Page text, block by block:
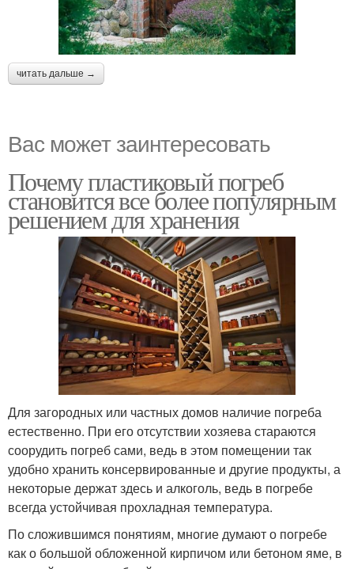
читать дальше →
Вас может заинтересовать
Почему пластиковый погреб
становится все более популярным
решением для хранения
Для загородных или частных домов наличие погреба
естественно. При его отсутствии хозяева стараются
соорудить погреб сами, ведь в этом помещении так
удобно хранить консервированные и другие продукты, а
некоторые держат здесь и алкоголь, ведь в погребе
всегда устойчивая прохладная температура.
По сложившимся понятиям, многие думают о погребе
как о большой обложенной кирпичом или бетоном яме, в